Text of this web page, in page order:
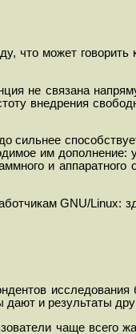
что может
не связана
внедрения
сильнее
им дополнение:
и аппаратного
GNU/Linux:
исследования
и результаты
чаще всего